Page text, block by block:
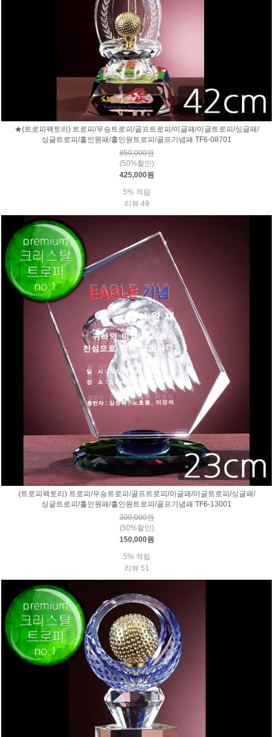
★(트로피팩토리) 트로피/우승트로피/골프트로피/이글패/이글트로피/싱글패/
싱글트로피/홀인원패/홀인원트로피/골프기념패 TF6-08701
850,000원
(50%할인)
425,000원
5% 적립
리뷰 49
(트로피팩토리) 트로피/우승트로피/골프트로피/이글패/이글트로피/싱글패/
싱글트로피/홀인원패/홀인원트로피/골프기념패 TF6-13001
300,000원
(50%할인)
150,000원
5% 적립
리뷰 51